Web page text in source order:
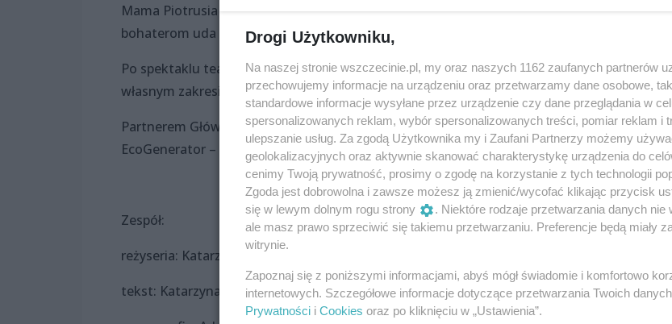
Mama Piotrusia również udaje się na wędrówkę – prowadzącą do przemiany wewnętrznej.
bohaterom uda się odzyskać nie tylko święta, ale i relację? Przekonajmy się!
Po spektaklu teatralny św. Mikołaj wręcza dzieciom prezenty (przygotowane przez
własnym zakresie).
Partnerem Głównym projektu „Energia z serca”, w ramach którego powstaje spektakl
EcoGenerator – Zakład Termicznego Unieszkodliwiania Odpadów w Szczecinie.
Zespół:
reżyseria: Katarzyna Hora
tekst: Katarzyna Matwiejczuk
Drogi Użytkowniku,
Na naszej stronie wszczecinie.pl, my oraz naszych 1162 zaufanych partnerów
przechowujemy informacje na urządzeniu oraz przetwarzamy dane osobowe,
standardowe informacje wysyłane przez urządzenie czy dane przeglądania w
spersonalizowanych reklam, wybór spersonalizowanych treści, pomiar reklam i
ulepszanie usług. Za zgodą Użytkownika my i Zaufani Partnerzy możemy
geolokalizacyjnych oraz aktywnie skanować charakterystykę urządzenia do
cenimy Twoją prywatność, prosimy o zgodę na korzystanie z tych technologii
Zgoda jest dobrowolna i zawsze możesz ją zmienić/wycofać klikając przycisk
się w lewym dolnym rogu strony
. Niektóre rodzaje przetwarzania danych
ale masz prawo sprzeciwić się takiemu przetwarzaniu. Preferencje będą miały
witrynie.
Zapoznaj się z poniższymi informacjami, abyś mógł świadomie i komfortowo
internetowych. Szczegółowe informacje dotyczące przetwarzania Twoich
Prywatności i Cookies oraz po kliknięciu w „Ustawienia”.